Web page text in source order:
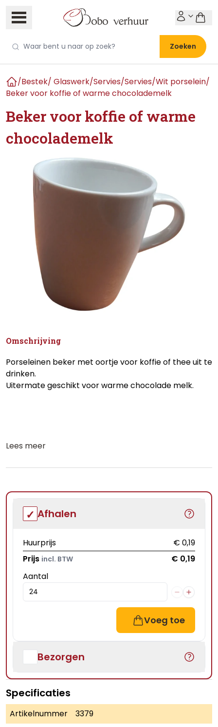
Zoeken
Home
/Bestek/ Glaswerk/Servies/Servies/Wit porselein/
Beker voor koffie of warme chocolademelk
Beker voor koffie of warme
chocolademelk
Omschrijving
Porseleinen beker met oortje voor koffie of thee uit te
drinken.
Uitermate geschikt voor warme chocolade melk.
Lees meer
Afhalen
Huurprijs
€ 0,19
Prijs incl. BTW
€ 0,19
Aantal
Voeg toe
Bezorgen
Specificaties
Artikelnummer 3379